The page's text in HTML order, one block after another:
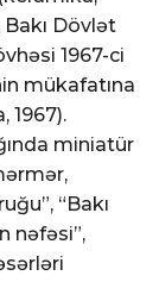
Dövlət
1967-ci
mükafatına
1967).
miniatür
“Bakı
nəfəsi”,